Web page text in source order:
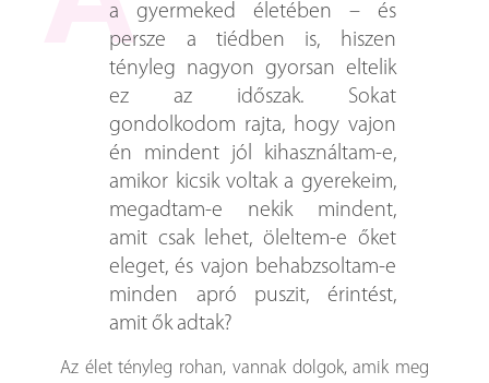
a gyermeked életében – és
persze a tiédben is, hiszen
tényleg nagyon gyorsan eltelik
ez az időszak. Sokat
gondolkodom rajta, hogy vajon
én mindent jól kihasználtam-e,
amikor kicsik voltak a gyerekeim,
megadtam-e nekik mindent,
amit csak lehet, öleltem-e őket
eleget, és vajon behabzsoltam-e
minden apró puszit, érintést,
amit ők adtak?
Az élet tényleg rohan, vannak dolgok, amik meg